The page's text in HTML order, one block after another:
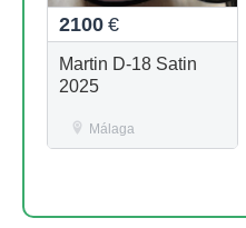
2100 €
Martin D-18 Satin
2025
Málaga